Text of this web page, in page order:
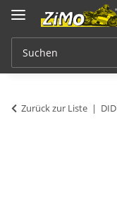
Zurück zur Liste DID